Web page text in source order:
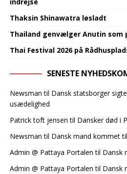
indrejse
Thaksin Shinawatra løsladt
Thailand genvælger Anutin som
Thai Festival 2026 på
SENESTE
Newsman til Dansk statsborger
usædelighed
Patrick toft jensen til Dansker død i
Newsman til Dansk mand kommet
Admin @ Pattaya Portalen til Dansk
Admin @ Pattaya Portalen til Dansk